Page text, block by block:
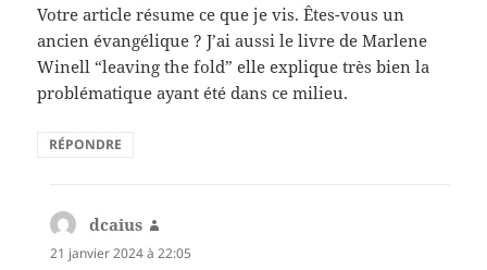
Votre article résume ce que je vis. Êtes-vous un
ancien évangélique ? J’ai aussi le livre de Marlene
Winell “leaving the fold” elle explique très bien la
problématique ayant été dans ce milieu.
RÉPONDRE
dcaius
21 janvier 2024 à 22:05